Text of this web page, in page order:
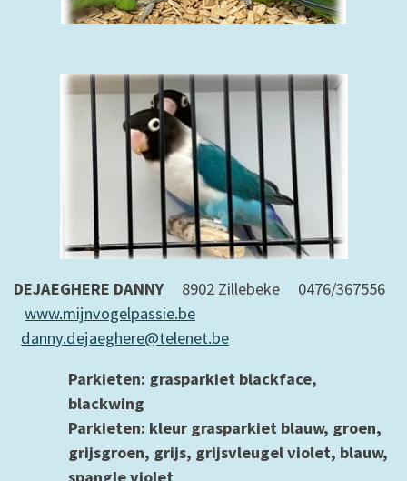
DEJAEGHERE DANNY 8902 Zillebeke 0476/367556
www.mijnvogelpassie.be
danny.dejaeghere@telenet.be
Parkieten: grasparkiet blackface,
blackwing
Parkieten: kleur grasparkiet blauw, groen,
grijsgroen, grijs, grijsvleugel violet, blauw,
spangle violet